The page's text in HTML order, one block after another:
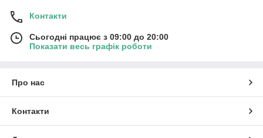
Контакти
Сьогодні працює з 09:00 до 20:00
Показати весь графік роботи
Про нас
Контакти